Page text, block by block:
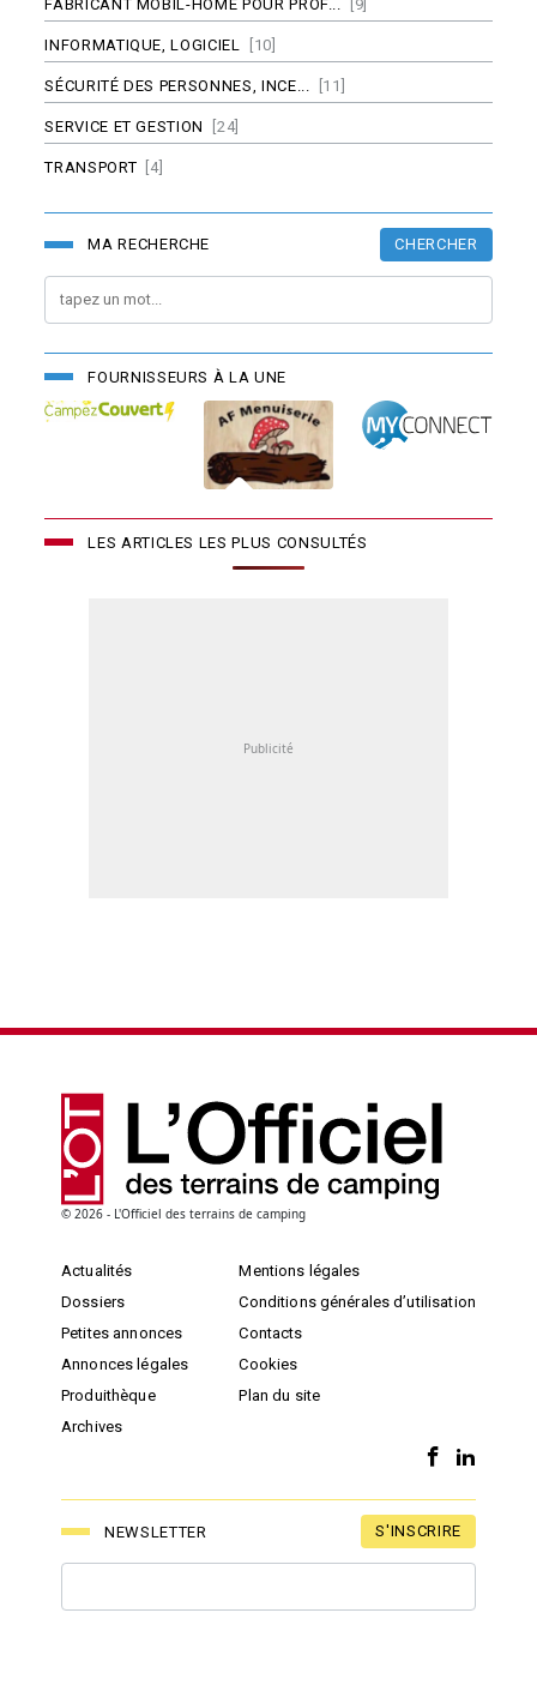
FABRICANT MOBIL-HOME POUR PROF... [9]
INFORMATIQUE, LOGICIEL [10]
SÉCURITÉ DES PERSONNES, INCE... [11]
SERVICE ET GESTION [24]
TRANSPORT [4]
MA RECHERCHE CHERCHER
FOURNISSEURS À LA UNE
LES ARTICLES LES PLUS CONSULTÉS
© 2026 - L'Officiel des terrains de camping
Actualités
Dossiers
Petites annonces
Annonces légales
Produithèque
Archives
Mentions légales
Conditions générales d’utilisation
Contacts
Cookies
Plan du site
NEWSLETTER S'INSCRIRE